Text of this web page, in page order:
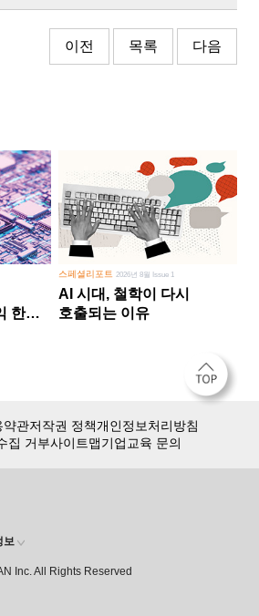
이전 목록 다음
한계
스페셜리포트 2026년 8월 Issue 1
AI 시대, 철학이 다시
호출되는 이유
약관저작권 정책개인정보처리방침
집 거부사이트맵기업교육 문의
보
Inc. All Rights Reserved